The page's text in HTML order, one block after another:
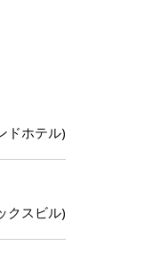
ドホテル)
クスビル)